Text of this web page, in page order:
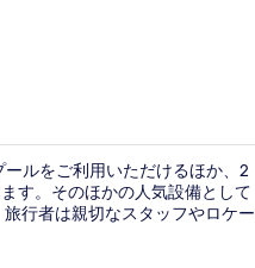
ルをご利用いただけるほか、2
す。そのほかの人気設備として
行者は親切なスタッフやロケー